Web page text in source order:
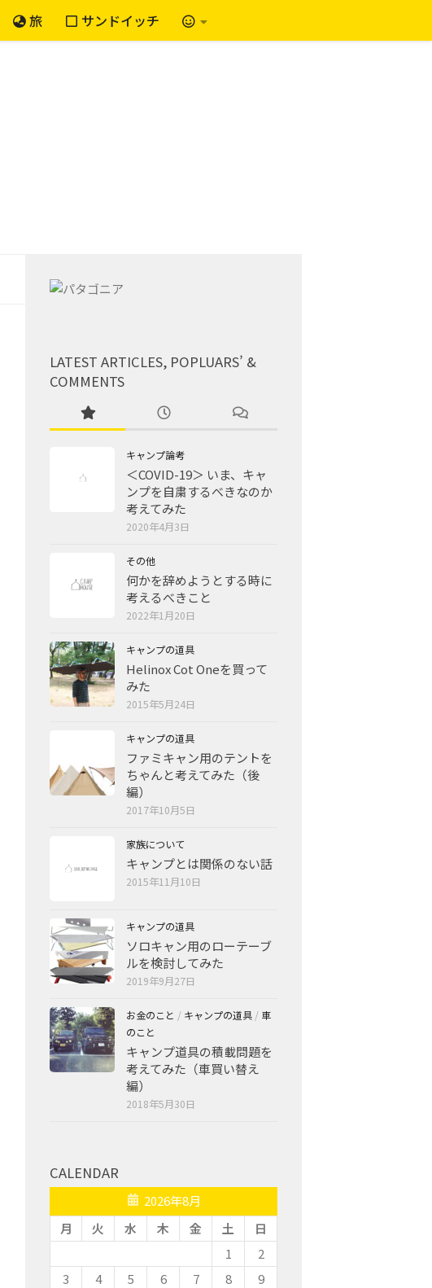
旅 サンドイッチ
LATEST ARTICLES, POPLUARS’ &
COMMENTS
キャンプ論考
＜COVID-19＞ いま、キャ
ンプを自粛するべきなのか
考えてみた
2020年4月3日
その他
何かを辞めようとする時に
考えるべきこと
2022年1月20日
キャンプの道具
Helinox Cot Oneを買って
みた
2015年5月24日
キャンプの道具
ファミキャン用のテントを
ちゃんと考えてみた（後
編）
2017年10月5日
家族について
キャンプとは関係のない話
2015年11月10日
キャンプの道具
ソロキャン用のローテーブ
ルを検討してみた
2019年9月27日
お金のこと / キャンプの道具 / 車
のこと
キャンプ道具の積載問題を
考えてみた（車買い替え
編）
2018年5月30日
CALENDAR
2026年8月
月
火 水 木 金 土
日
1
2
3
4 5 6 7 8
9